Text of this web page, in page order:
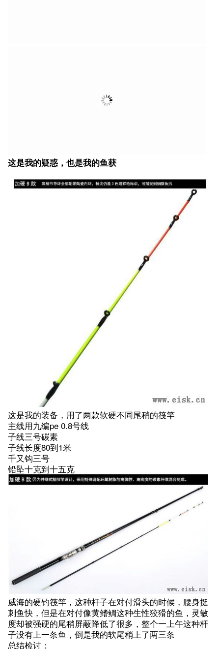
这是我的疑惑，也是我的鱼获
这是我的装备，用了两款软硬不同尾稍的筏竿
主线用九编pe 0.8号线
子线三号碳素
子线长度80到1米
千又钩三号
铅坠十克到十五克
威海的硬钓筏竿，这种杆子在对付滑头的时候，腰身挺
刺鱼快，但是在对付像黄鳍鲷这种生性狡猾的鱼，灵敏
度却被强硬的尾稍屏蔽降低了很多，整个一上午这种杆
子没有上一条鱼，倒是我的软尾稍上了两三条
总结检讨：